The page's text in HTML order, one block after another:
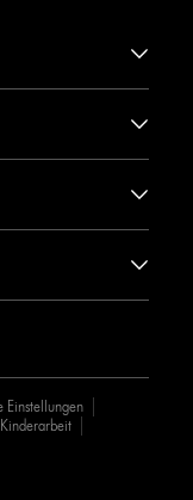
Einstellungen